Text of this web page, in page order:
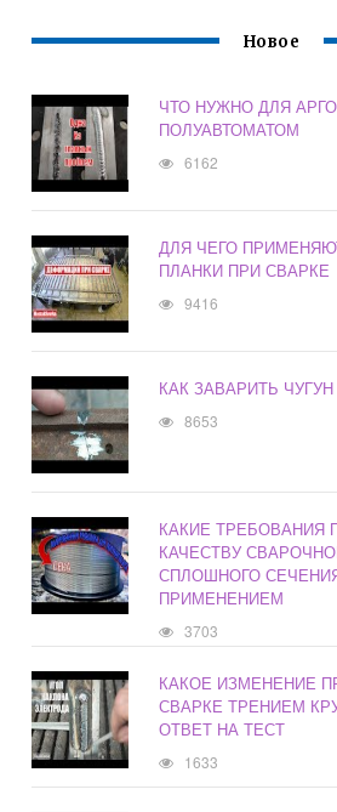
Новое
ЧТО НУЖНО ДЛЯ
ПОЛУАВТОМАТОМ
6162
ДЛЯ ЧЕГО
ПЛАНКИ ПРИ СВАРКЕ
9416
КАК ЗАВАРИТЬ
8653
КАКИЕ ТРЕБОВАНИЯ
КАЧЕСТВУ
СПЛОШНОГО
ПРИМЕНЕНИЕМ
3703
КАКОЕ ИЗМЕНЕНИЕ
СВАРКЕ ТРЕНИЕМ
ОТВЕТ НА ТЕСТ
1633